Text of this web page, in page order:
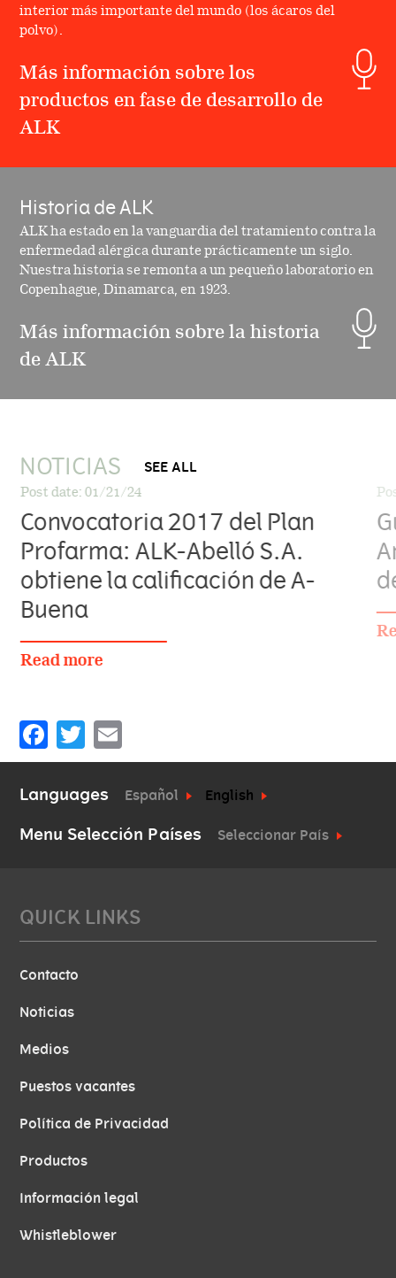
interior más importante del mundo (los ácaros del
polvo).
Más información sobre los
productos en fase de desarrollo de
ALK
Historia de ALK
ALK ha estado en la vanguardia del tratamiento contra la
enfermedad alérgica durante prácticamente un siglo.
Nuestra historia se remonta a un pequeño laboratorio en
Copenhague, Dinamarca, en 1923.
Más información sobre la historia
de ALK
NOTICIAS SEE ALL
Post date: 01/21/24
Convocatoria 2017 del Plan
Profarma: ALK-Abelló S.A.
obtiene la calificación de A-
Buena
Read more
Facebook
Twitter
Languages Español English
Menu Selección Países Seleccionar País
QUICK LINKS
Contacto
Noticias
Medios
Puestos vacantes
Política de Privacidad
Productos
Información legal
Whistleblower